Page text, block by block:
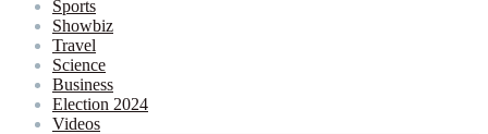
Sports
Showbiz
Travel
Science
Business
Election 2024
Videos